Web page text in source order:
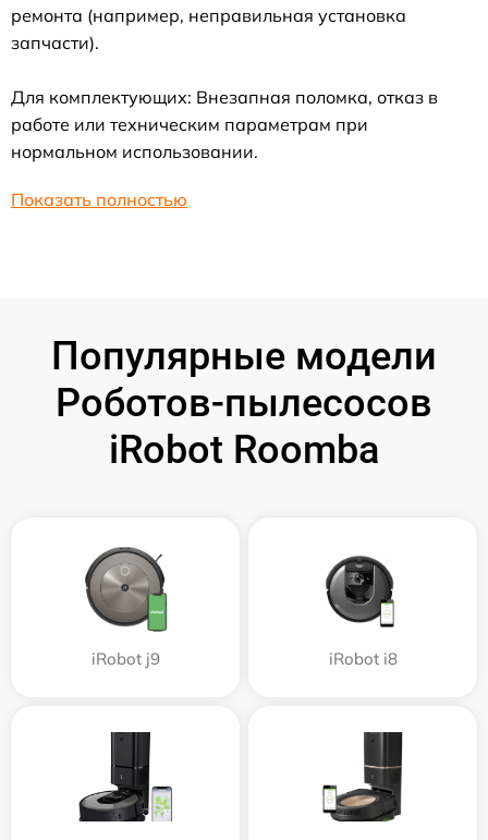
ремонта (например, неправильная установка
запчасти).
Для комплектующих: Внезапная поломка, отказ в
работе или техническим параметрам при
нормальном использовании.
Показать полностью
Популярные модели
Роботов-пылесосов
iRobot Roomba
iRobot j9 iRobot i8